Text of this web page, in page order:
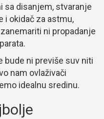
sa disanjem, stvaranje
i okidač za astmu,
ni propadanje
bude ni previše suv niti
nam ovlaživači
idealnu sredinu.